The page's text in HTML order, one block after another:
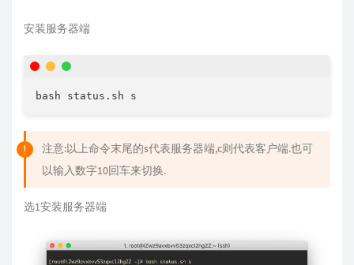
安装服务器端
注意:以上命令末尾的s代表服务器端,c则代表客户端.也可
以输入数字10回车来切换.
选1安装服务器端